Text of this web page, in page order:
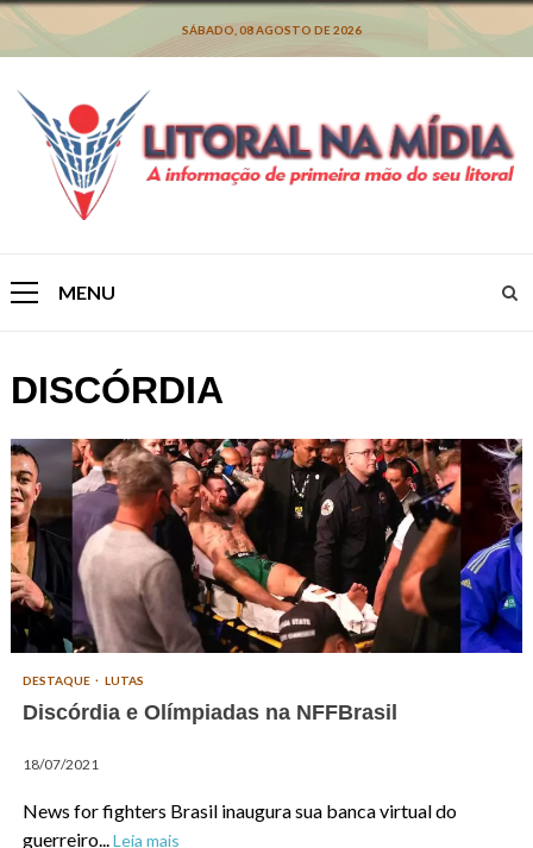
Skip
content
SÁBADO, 08 AGOSTO DE 2026
PrimaryMENU
DISCÓRDIA
DESTAQUE LUTAS
Discórdia e Olímpiadas na NFFBrasil
18/07/2021
News for fighters Brasil inaugura sua banca virtual do
guerreiro...Leia mais